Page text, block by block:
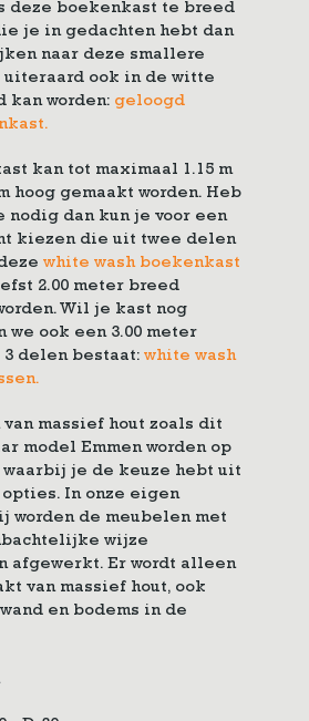
deze boekenkast te breed
je in gedachten hebt dan
naar deze smallere
ook in de witte
kan worden: geloogd
kan tot maximaal 1.15 m
hoog gemaakt worden. Heb
nodig dan kun je voor een
kiezen die uit twee delen
white wash boekenkast
2.00 meter breed
Wil je kast nog
we ook een 3.00 meter
delen bestaat: white wash
massief hout zoals dit
model Emmen worden op
waarbij je de keuze hebt uit
In onze eigen
worden de meubelen met
wijze
afgewerkt. Er wordt alleen
van massief hout, ook
en bodems in de